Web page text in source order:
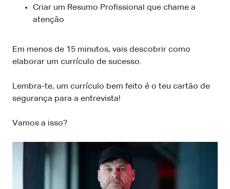
Criar um Resumo Profissional que chame a
atenção
Em menos de 15 minutos, vais descobrir como
elaborar um currículo de sucesso.
Lembra-te, um currículo bem feito é o teu cartão de
segurança para a entrevista!
Vamos a isso?